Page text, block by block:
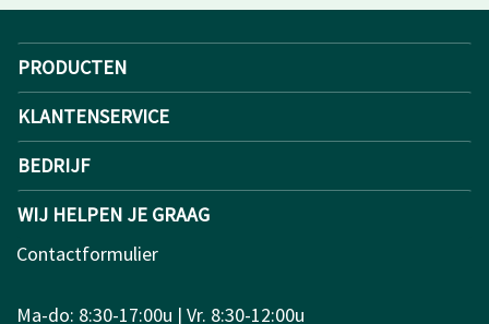
PRODUCTEN
KLANTENSERVICE
BEDRIJF
WIJ HELPEN JE GRAAG
Contactformulier
Ma-do: 8:30-17:00u | Vr. 8:30-12:00u